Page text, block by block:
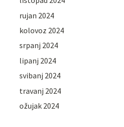
rujan 2024
kolovoz 2024
srpanj 2024
lipanj 2024
svibanj 2024
travanj 2024
ožujak 2024